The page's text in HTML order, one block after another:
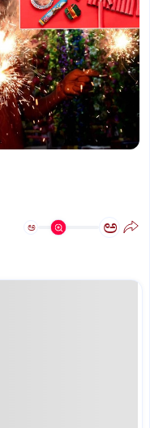
ಅ ಅ